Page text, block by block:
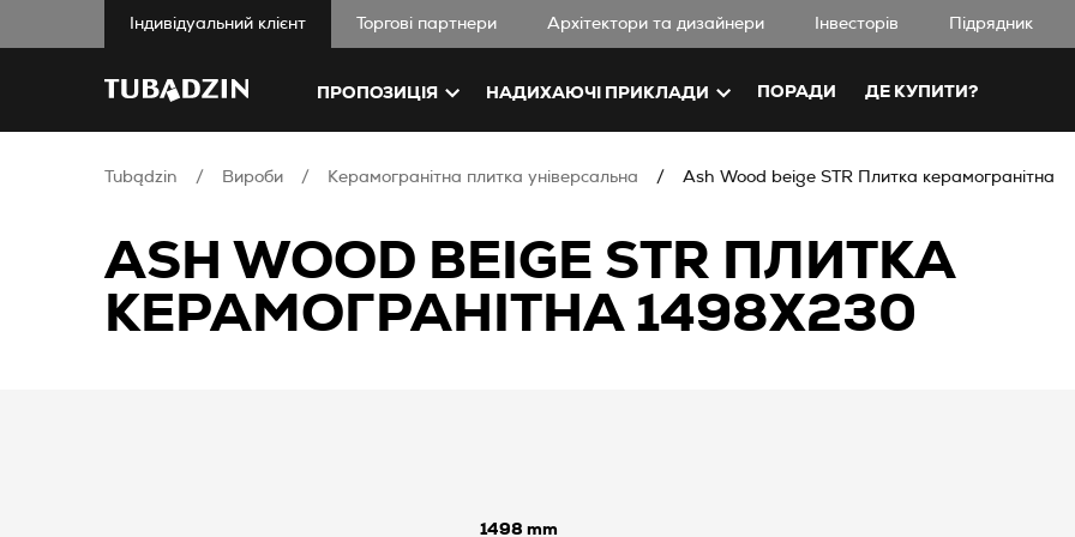
Iндивідуальний клієнт Торгові партнери Aрхітектори та дизайнери Iнвесторів Підрядник
ПРОПОЗИЦІЯ НАДИХАЮЧІ ПРИКЛАДИ ПОРАДИ ДЕ КУПИТИ?
Tubądzin Вироби Керамогранітна плитка універсальна Ash Wood beige STR Плитка керамогранітна
ASH WOOD BEIGE STR ПЛИТКА
КЕРАМОГРАНІТНА 1498X230
1498